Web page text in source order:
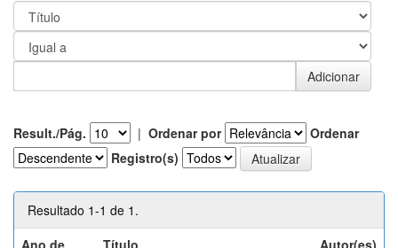
Result./Pág. | Ordenar por
Ordenar
Registro(s)
Resultado 1-1 de 1.
Ano de
Título Autor(es)